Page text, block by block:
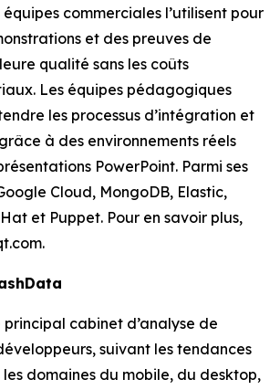
commerciales l’utilisent pour
et des preuves de
qualité sans les coûts
Les équipes pédagogiques
les processus d’intégration et
à des environnements réels
PowerPoint. Parmi ses
Cloud, MongoDB, Elastic,
et Puppet. Pour en savoir plus,
cabinet d’analyse de
suivant les tendances
domaines du mobile, du desktop,